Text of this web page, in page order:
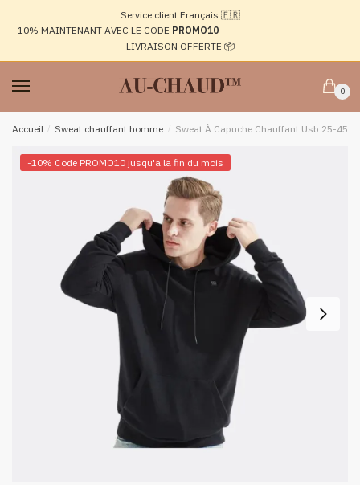
navigation
Service client Français 🇫🇷
–10% MAINTENANT AVEC LE CODE PROMO10
LIVRAISON OFFERTE 📦
0
Accueil / Sweat chauffant homme / Sweat À Capuche Chauffant Usb 25-45
-10% Code PROMO10 jusqu'a la fin du mois